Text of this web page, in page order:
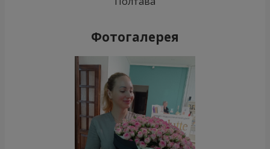
Фотогалерея